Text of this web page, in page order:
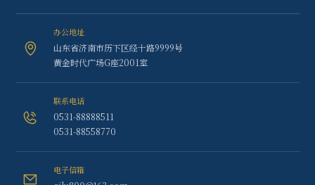
办公地址
山东省济南市历下区经十路9999号
黄金时代广场G座2001室
联系电话
0531-88888511
0531-88558770
电子信箱